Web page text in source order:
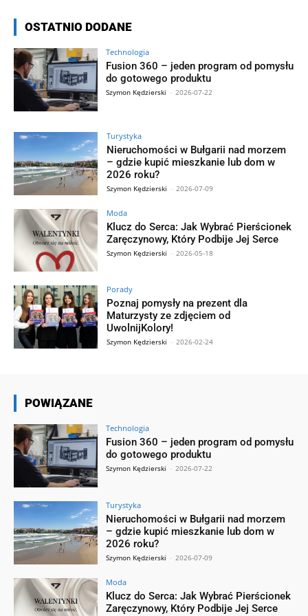
OSTATNIO DODANE
Technologia
Fusion 360 – jeden program od pomysłu
do gotowego produktu
Szymon Kędzierski - 2026-07-22
Turystyka
Nieruchomości w Bułgarii nad morzem
– gdzie kupić mieszkanie lub dom w
2026 roku?
Szymon Kędzierski - 2026-07-09
Moda
Klucz do Serca: Jak Wybrać Pierścionek
Zaręczynowy, Który Podbije Jej Serce
Szymon Kędzierski - 2026-05-18
Porady
Poznaj pomysły na prezent dla
Maturzysty ze zdjęciem od
UwolnijKolory!
Szymon Kędzierski - 2026-02-24
POWIĄZANE
Technologia
Fusion 360 – jeden program od pomysłu
do gotowego produktu
Szymon Kędzierski - 2026-07-22
Turystyka
Nieruchomości w Bułgarii nad morzem
– gdzie kupić mieszkanie lub dom w
2026 roku?
Szymon Kędzierski - 2026-07-09
Moda
Klucz do Serca: Jak Wybrać Pierścionek
Zaręczynowy, Który Podbije Jej Serce